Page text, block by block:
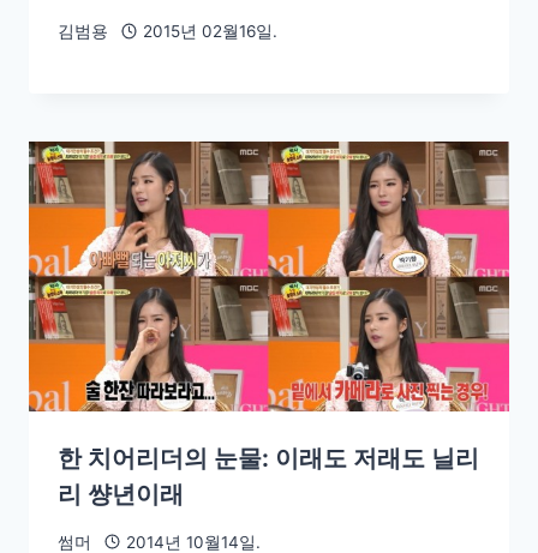
김범용 2015년 02월16일.
한 치어리더의 눈물: 이래도 저래도 닐리
리 썅년이래
썸머 2014년 10월14일.